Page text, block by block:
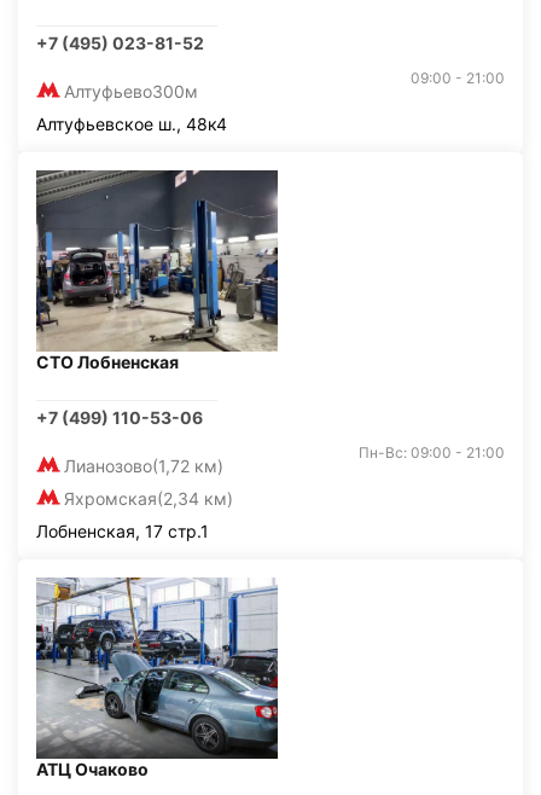
+7 (495) 023-81-52
Алтуфьево300м
09:00 - 21:00
Алтуфьевское ш., 48к4
СТО Лобненская
+7 (499) 110-53-06
Лианозово(1,72 км)
Яхромская(2,34 км)
Пн-Вс: 09:00 - 21:00
Лобненская, 17 стр.1
АТЦ Очаково